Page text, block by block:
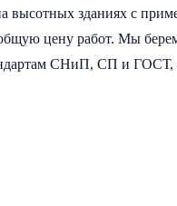
высотных зданиях с
цену работ. Мы
СНиП, СП и